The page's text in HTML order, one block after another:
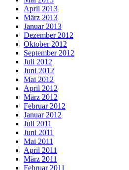
April 2013
März 2013
Januar 2013
Dezember 2012
Oktober 2012
September 2012
Juli 2012
Juni 2012
Mai 2012
April 2012
März 2012
Februar 2012
Januar 2012
Juli 2011
Juni 2011
Mai 2011
April 2011
März 2011
Februar 2011